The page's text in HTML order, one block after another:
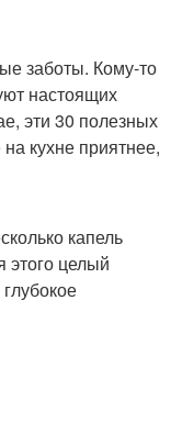
заботы. Кому-то
настоящих
эти 30 полезных
кухне приятнее,
капель
этого целый